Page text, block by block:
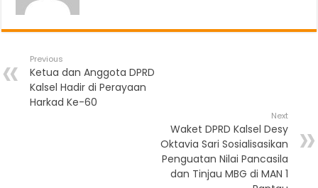
Previous
Ketua dan Anggota DPRD
Kalsel Hadir di Perayaan
Harkad Ke-60
Next
Waket DPRD Kalsel Desy
Oktavia Sari Sosialisasikan
Penguatan Nilai Pancasila
dan Tinjau MBG di MAN 1